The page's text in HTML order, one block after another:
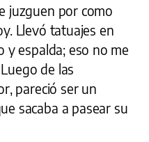
juzguen por como
Llevó tatuajes en
y espalda; eso no me
de las
pareció ser un
sacaba a pasear su